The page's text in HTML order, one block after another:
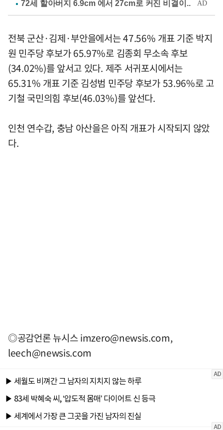
전북 군산·김제·부안을에서는 47.56% 개표 기준 박지
원 민주당 후보가 65.97%로 김종회 무소속 후보
(34.02%)를 앞서고 있다. 제주 서귀포시에서는
65.31% 개표 기준 김성범 민주당 후보가 53.96%로 고
기철 국민의힘 후보(46.03%)를 앞선다.
인천 연수갑, 충남 아산을은 아직 개표가 시작되지 않았
다.
◎공감언론 뉴시스imzero@newsis.com,
leech@newsis.com